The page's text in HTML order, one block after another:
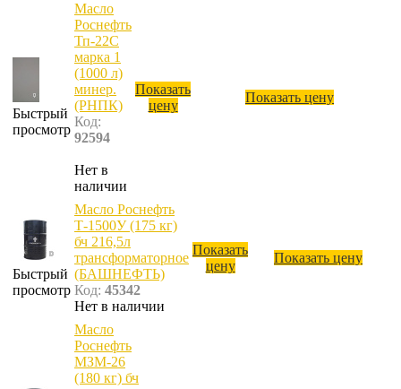
Быстрый
просмотр
Масло
Роснефть
Тп-22С
марка 1
(1000 л)
минер.
(РНПК)
Код:
92594
Нет в
наличии
Показать
цену
Показать цену
Быстрый
просмотр
Масло Роснефть
Т-1500У (175 кг)
бч 216,5л
трансформаторное
(БАШНЕФТЬ)
Код: 45342
Нет в наличии
Показать
цену
Показать цену
Масло
Роснефть
МЗМ-26
(180 кг) бч